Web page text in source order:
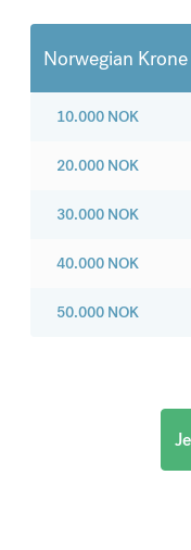
Norwegian Krone
10.000 NOK
20.000 NOK
30.000 NOK
40.000 NOK
50.000 NOK